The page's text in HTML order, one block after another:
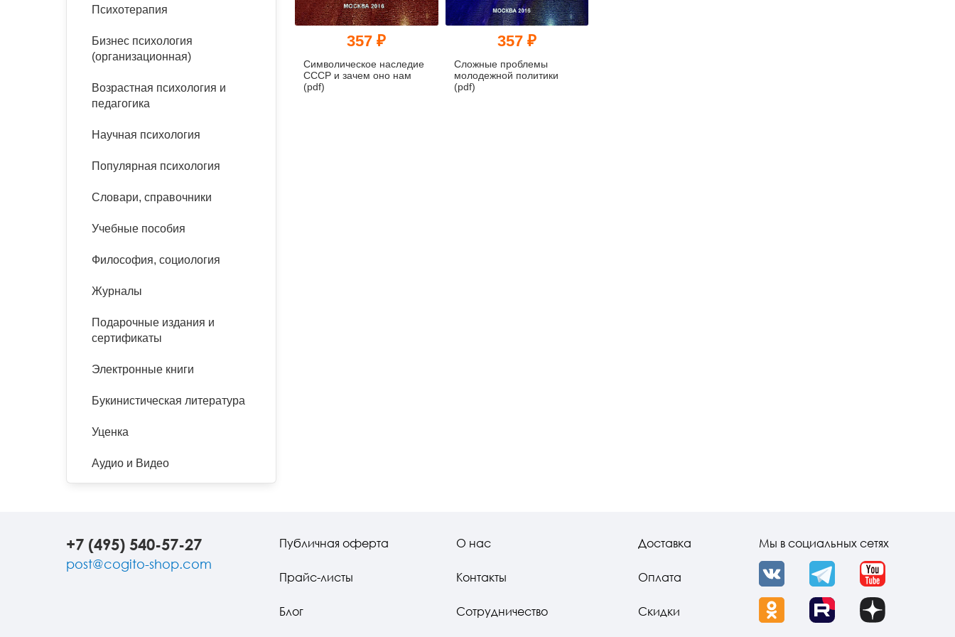
панические атаки
Психодрама
Сказкотерапия
психотерапии
Классический, эриксоновский
эргономика
Социальная психология
Психология развития
организационная психология
психоанализ
Психотерапия
Бизнес психология
(организационная)
Возрастная психология и
педагогика
Научная психология
Популярная психология
Словари, справочники
Учебные пособия
Философия, социология
Журналы
Подарочные издания и
сертификаты
Электронные книги
Букинистическая литература
Уценка
Аудио и Видео
357 ₽
Символическое наследие
СССР и зачем оно нам
(pdf)
357 ₽
Сложные проблемы
молодежной политики
(pdf)
+7 (495) 540-57-27
post@cogito-shop.com
Публичная оферта
Прайс-листы
Блог
О нас
Контакты
Сотрудничество
Доставка
Оплата
Скидки
Мы в социальных сетях
VK Telegram YouTube
OK Rutube Dzen